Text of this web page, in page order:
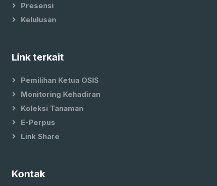
Presensi
Kelulusan
Link terkait
Pemilihan Ketua OSIS
Monitoring Kehadiran
Koleksi Tanaman
E-Perpus
Link Share
Kontak